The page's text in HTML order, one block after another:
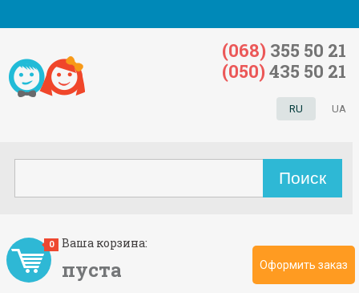
Ваша корзина:
пуста
0
Оформить заказ
RU UA
(068) 355 50 21
(050) 435 50 21